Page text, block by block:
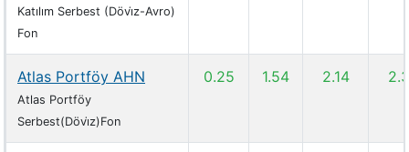
Katılım Serbest (Dövi̇z-Avro)
Fon
Atlas Portföy AHN
Atlas Portföy
Serbest(Dövi̇z)Fon
0.25 1.54 2.14